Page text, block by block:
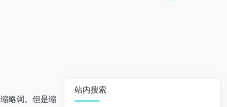
略词。但是缩
站内搜索